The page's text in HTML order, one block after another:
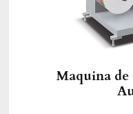
Maquina